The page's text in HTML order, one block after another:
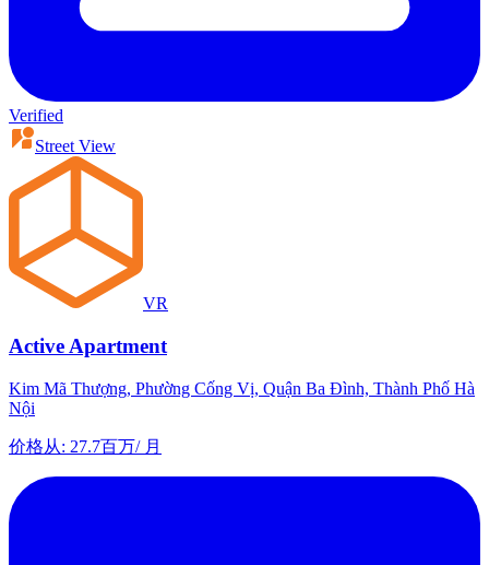
Verified
Street View
VR
Active Apartment
Kim Mã Thượng, Phường Cống Vị, Quận Ba Đình, Thành Phố Hà
Nội
价格从: 27.7百万/月